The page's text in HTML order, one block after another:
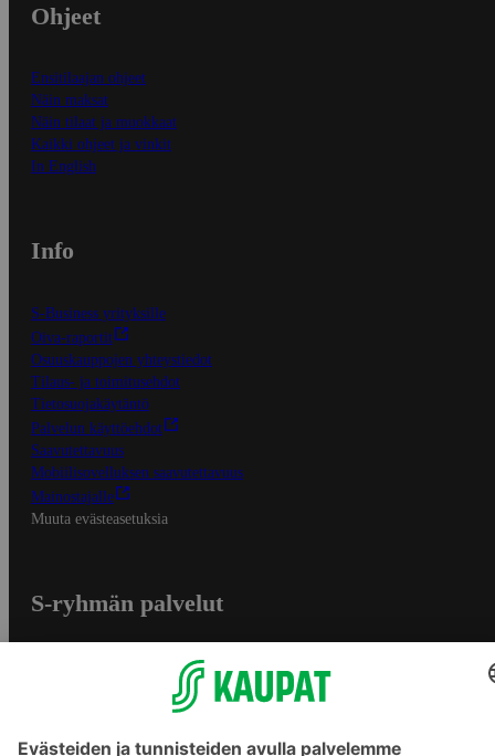
Ohjeet
Ensitilaajan ohjeet
Näin maksat
Näin tilaat ja muokkaat
Kaikki ohjeet ja vinkit
In English
Info
S-Business yrityksille
Oiva-raportit
Osuuskauppojen yhteystiedot
Tilaus- ja toimitusehdot
Tietosuojakäytäntö
Palvelun käyttöehdot
Saavutettavuus
Mobiilisovelluksen saavutettavuus
Mainostajalle
Muuta evästeasetuksia
S-ryhmän palvelut
Yhteishyvä Ruoka -sovellus
S-ostoslista -sovellus